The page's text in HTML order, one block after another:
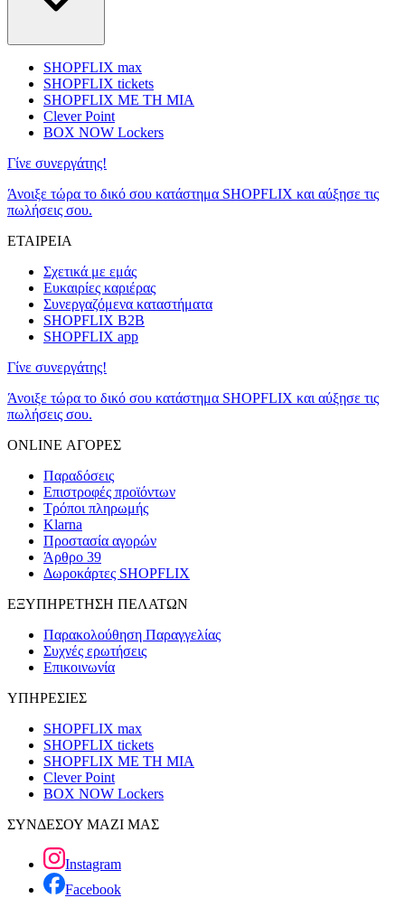
SHOPFLIX max
SHOPFLIX tickets
SHOPFLIX ΜΕ ΤΗ ΜΙΑ
Clever Point
BOX NOW Lockers
Γίνε συνεργάτης!
Άνοιξε τώρα το δικό σου κατάστημα SHOPFLIX και αύξησε τις
πωλήσεις σου.
ΕΤΑΙΡΕΙΑ
Σχετικά με εμάς
Ευκαιρίες καριέρας
Συνεργαζόμενα καταστήματα
SHOPFLIX B2B
SHOPFLIX app
Γίνε συνεργάτης!
Άνοιξε τώρα το δικό σου κατάστημα SHOPFLIX και αύξησε τις
πωλήσεις σου.
ONLINE ΑΓΟΡΕΣ
Παραδόσεις
Επιστροφές προϊόντων
Τρόποι πληρωμής
Klarna
Προστασία αγορών
Άρθρο 39
Δωροκάρτες SHOPFLIX
ΕΞΥΠΗΡΕΤΗΣΗ ΠΕΛΑΤΩΝ
Παρακολούθηση Παραγγελίας
Συχνές ερωτήσεις
Επικοινωνία
ΥΠΗΡΕΣΙΕΣ
SHOPFLIX max
SHOPFLIX tickets
SHOPFLIX ΜΕ ΤΗ ΜΙΑ
Clever Point
BOX NOW Lockers
ΣΥΝΔΕΣΟΥ ΜΑΖΙ ΜΑΣ
Instagram
Facebook